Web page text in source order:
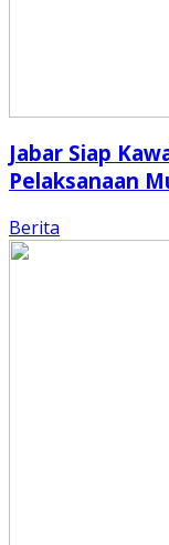
Jabar Siap
Pelaksanaan
Berita